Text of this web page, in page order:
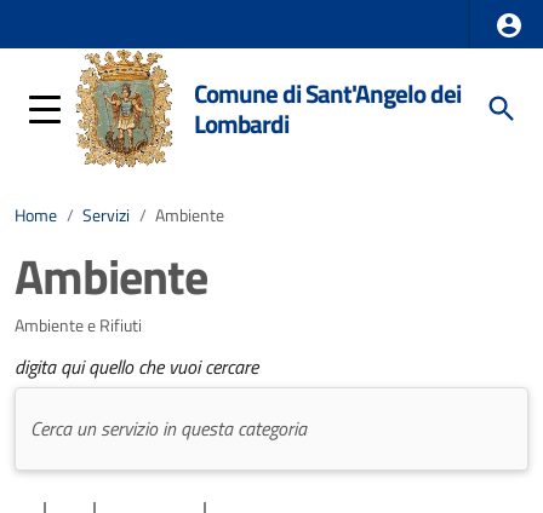
Comune di Sant'Angelo dei
Lombardi
Home / Servizi / Ambiente
Ambiente
Ambiente e Rifiuti
digita qui quello che vuoi cercare